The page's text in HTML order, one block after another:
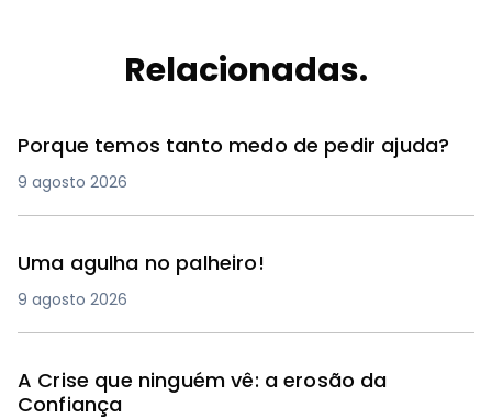
Relacionadas.
Porque temos tanto medo de pedir ajuda?
9 agosto 2026
Uma agulha no palheiro!
9 agosto 2026
A Crise que ninguém vê: a erosão da
Confiança